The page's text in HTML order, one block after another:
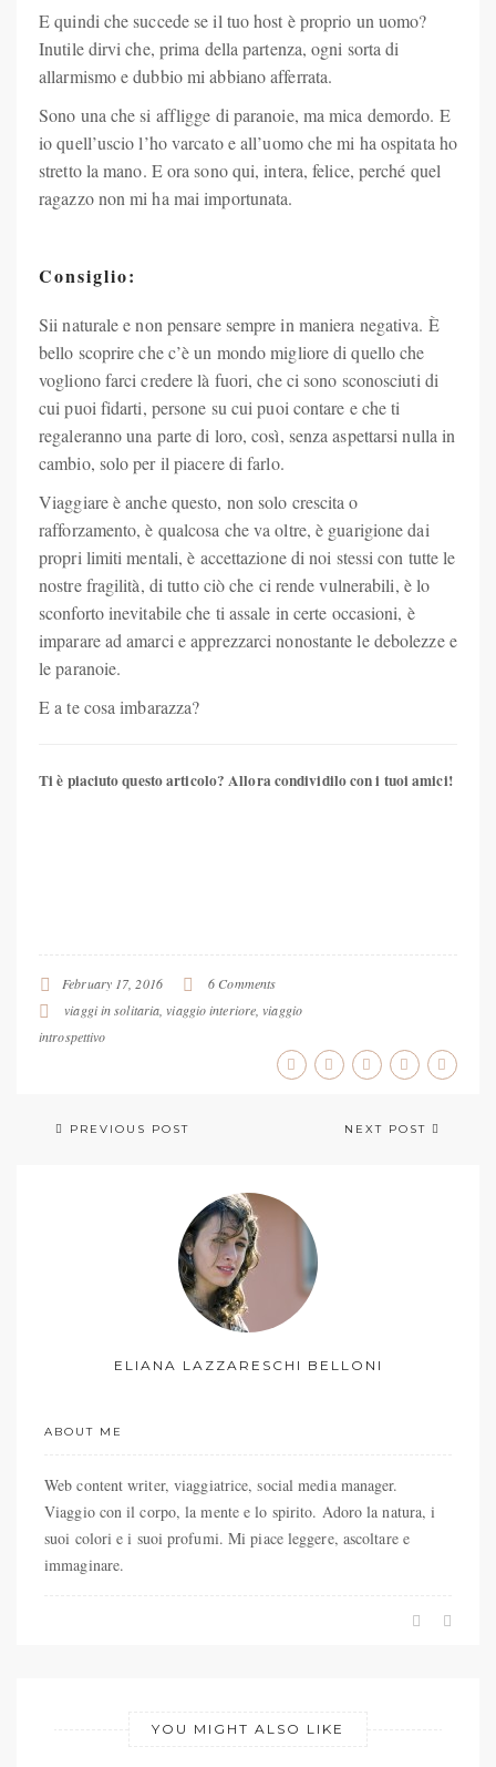
E quindi che succede se il tuo host è proprio un uomo?
Inutile dirvi che, prima della partenza, ogni sorta di
allarmismo e dubbio mi abbiano afferrata.
Sono una che si affligge di paranoie, ma mica demordo. E
io quell’uscio l’ho varcato e all’uomo che mi ha ospitata ho
stretto la mano. E ora sono qui, intera, felice, perché quel
ragazzo non mi ha mai importunata.
Consiglio:
Sii naturale e non pensare sempre in maniera negativa. È
bello scoprire che c’è un mondo migliore di quello che
vogliono farci credere là fuori, che ci sono sconosciuti di
cui puoi fidarti, persone su cui puoi contare e che ti
regaleranno una parte di loro, così, senza aspettarsi nulla in
cambio, solo per il piacere di farlo.
Viaggiare è anche questo, non solo crescita o
rafforzamento, è qualcosa che va oltre, è guarigione dai
propri limiti mentali, è accettazione di noi stessi con tutte le
nostre fragilità, di tutto ciò che ci rende vulnerabili, è lo
sconforto inevitabile che ti assale in certe occasioni, è
imparare ad amarci e apprezzarci nonostante le debolezze e
le paranoie.
E a te cosa imbarazza?
Ti è piaciuto questo articolo? Allora condividilo con i tuoi amici!
February 17, 2016
6 Comments
viaggi in solitaria ,viaggio interiore ,viaggio
introspettivo
PREVIOUS POST NEXT POST
ELIANA LAZZARESCHI BELLONI
ABOUT ME
Web content writer, viaggiatrice, social media manager.
Viaggio con il corpo, la mente e lo spirito. Adoro la natura, i
suoi colori e i suoi profumi. Mi piace leggere, ascoltare e
immaginare.
YOU MIGHT ALSO LIKE